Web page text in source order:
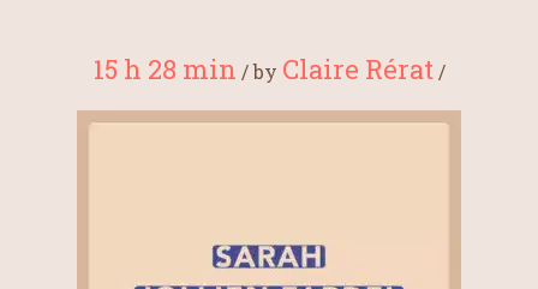
15 h 28 min /by Claire Rérat /